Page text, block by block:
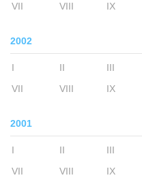
VII
VIII IX
2002
I II III
VII
VIII IX
2001
I II III
VII
VIII IX